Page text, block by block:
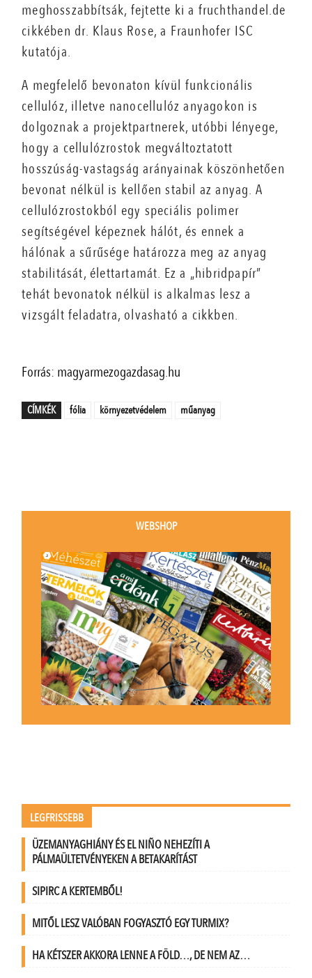
meghosszabbítsák, fejtette ki a fruchthandel.de
cikkében dr. Klaus Rose, a Fraunhofer ISC
kutatója.
A megfelelő bevonaton kívül funkcionális
cellulóz, illetve nanocellulóz anyagokon is
dolgoznak a projektpartnerek, utóbbi lényege,
hogy a cellulózrostok megváltoztatott
hosszúság-vastagság arányainak köszönhetően
bevonat nélkül is kellően stabil az anyag. A
cellulózrostokból egy speciális polimer
segítségével képeznek hálót, és ennek a
hálónak a sűrűsége határozza meg az anyag
stabilitását, élettartamát. Ez a „hibridpapír”
tehát bevonatok nélkül is alkalmas lesz a
vizsgált feladatra, olvasható a cikkben.
Forrás: magyarmezogazdasag.hu
CÍMKÉK fólia környezetvédelem műanyag
WEBSHOP
LEGFRISSEBB
ÜZEMANYAGHIÁNY ÉS EL NIÑO NEHEZÍTI A
PÁLMAÜLTETVÉNYEKEN A BETAKARÍTÁST
SIPIRC A KERTEMBŐL!
MITŐL LESZ VALÓBAN FOGYASZTÓ EGY TURMIX?
HA KÉTSZER AKKORA LENNE A FÖLD…, DE NEM AZ…